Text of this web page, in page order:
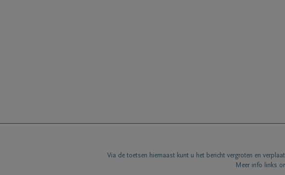
Via de toetsen hiernaast kunt u het bericht vergroten en
Meer info links